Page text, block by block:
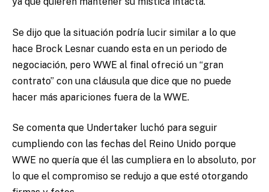
Se dijo que la situación podría lucir similar a lo que
hace Brock Lesnar cuando esta en un periodo de
negociación, pero WWE al final ofreció un “gran
contrato” con una cláusula que dice que no puede
hacer más apariciones fuera de la WWE.
Se comenta que Undertaker luchó para seguir
cumpliendo con las fechas del Reino Unido porque
WWE no quería que él las cumpliera en lo absoluto, por
lo que el compromiso se redujo a que esté otorgando